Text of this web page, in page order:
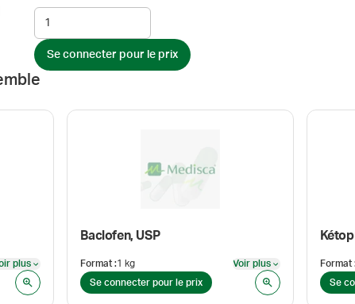
Se connecter pour le prix
plus
Baclofen, USP
Format :1 kg Voir plus
Se connecter pour le prix
Format
Se